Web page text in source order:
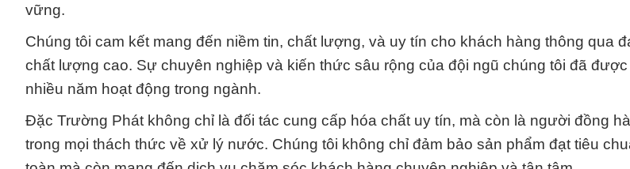
vững.
Chúng tôi cam kết mang đến niềm tin, chất lượng, và uy tín cho khách hàng thông qua
chất lượng cao. Sự chuyên nghiệp và kiến thức sâu rộng của đội ngũ chúng tôi đã
nhiều năm hoạt động trong ngành.
Đặc Trường Phát không chỉ là đối tác cung cấp hóa chất uy tín, mà còn là người đồng
trong mọi thách thức về xử lý nước. Chúng tôi không chỉ đảm bảo sản phẩm đạt tiêu